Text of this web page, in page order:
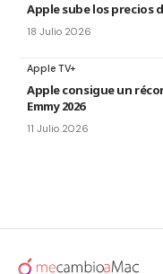
Apple sube los precios
18 Julio 2026
Apple TV+
Apple consigue un
Emmy 2026
11 Julio 2026